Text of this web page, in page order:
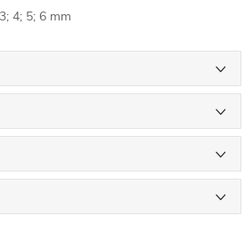
4; 5; 6 mm